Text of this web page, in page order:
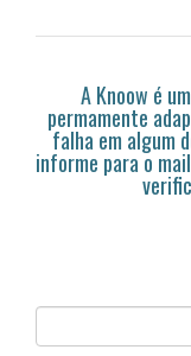
A Knoow é
permamente
falha em algum
informe para o mail